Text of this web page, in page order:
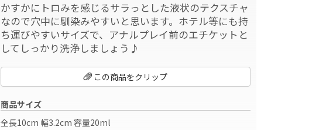
かすかにトロみを感じるサラっとした液状のテクスチャ
なので穴中に馴染みやすいと思います。ホテル等にも持
ち運びやすいサイズで、アナルプレイ前のエチケットと
してしっかり洗浄しましょう♪
この商品をクリップ
商品サイズ
全長10cm 幅3.2cm 容量20ml